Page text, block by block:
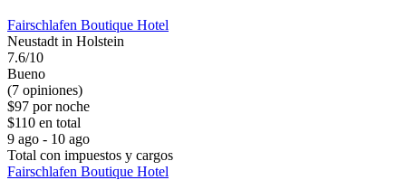
Fairschlafen Boutique Hotel
Neustadt in Holstein
7.6/10
Bueno
(7 opiniones)
$97 por noche
$110 en total
9 ago - 10 ago
Total con impuestos y cargos
Fairschlafen Boutique Hotel